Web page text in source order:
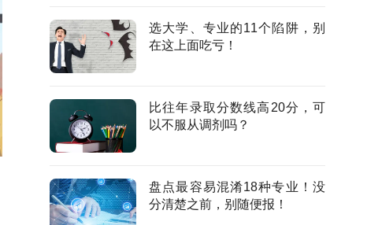
选大学、专业的11个陷阱，别
在这上面吃亏！
比往年录取分数线高20分，可
以不服从调剂吗？
盘点最容易混淆18种专业！没
分清楚之前，别随便报！